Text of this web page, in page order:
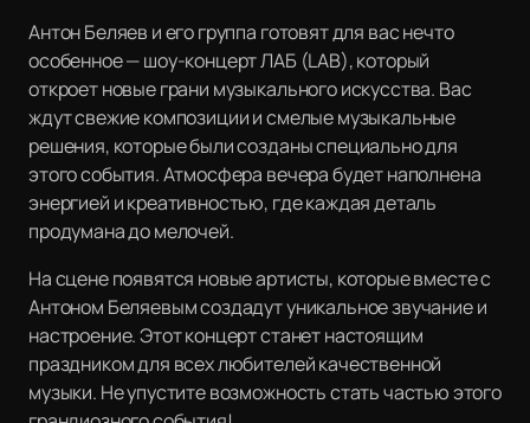
Антон Беляев и его группа готовят для вас нечто
особенное — шоу-концерт ЛАБ (LAB), который
откроет новые грани музыкального искусства. Вас
ждут свежие композиции и смелые музыкальные
решения, которые были созданы специально для
этого события. Атмосфера вечера будет наполнена
энергией и креативностью, где каждая деталь
продумана до мелочей.
На сцене появятся новые артисты, которые вместе с
Антоном Беляевым создадут уникальное звучание и
настроение. Этот концерт станет настоящим
праздником для всех любителей качественной
музыки. Не упустите возможность стать частью этого